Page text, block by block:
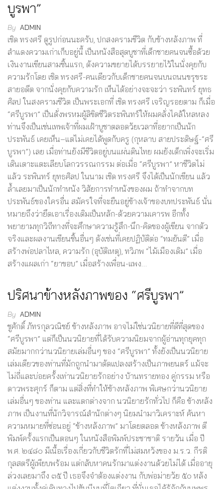
บูรพา”
By ADMIN
เชิด ทรงศรี ดูรูปก่อนนะครับ, ปกสงครามชีวิต กับข้างหลังภาพ ที่
สำแดงความเก่าเก็บอยู่นี้ เป็นหนังสือสุดบูชาที่เด็กชายคนจนซื้อด้วย
เงินงานเขียนสามชิ้นแรก, ดังความขยายได้บรรยายไว้ในนั่งคุยกับ
ความรักโดย เชิด ทรงศรี-คนเดียวกับเด็กชายคนจนบนถนนขรุขระ
สายอดีต จากนั่งคุยกับความรัก เห็นได้อย่างจะจะว่า ระพินทร์ ยุทธ
ศิลป ในสงครามชีวิต เป็นพระเอกที่ เชิด ทรงศรี เจริญรอยตาม ก็เมื่อ
“ศรีบูรพา” เป็นดั่งพรหมผู้ลิขิตชีวิตระพินทร์ให้ผมคลั่งไคล้ใหลหลง
ท่านจึงเป็นเช่นเทพเจ้าที่ผมเฝ้าบูชาตลอดวัยเวลาที่อยากเป็นนัก
ประพันธ์ เคยเห็น–แต่ไม่เคยได้พูดกับครู (กุหลาบ สายประดิษฐ์-“ศรี
บูรพา”) เลย เมื่อท่านยังมีชีวิตอยู่บนแผ่นดินไทย ผมยังเด็กเพิ่งจะเริ่ม
เดินเตาะแตะเลียบโลกวรรณกรรม ต่อเมื่อ “ศรีบูรพา” หาชีวิตไม่
แล้ว ระพินทร์ ยุทธศิลป ในนาม เชิด ทรงศรี จึงได้เป็นนักเขียน แล้ว
ล้ำเลยมาเป็นนักทำหนัง วิสัยการทำหนังของผม ถ้าทำจากบท
ประพันธ์ของใครอื่น สมัครใจที่จะยืนอยู่ข้างเจ้าของบทประพันธ์ นั่น
หมายถึงว่ายึดเอาเรื่องเดิมเป็นหลัก-ด้วยความเคารพ อีกทั้ง
พยายามทุกวิถีทางที่จะศึกษาความรู้สึก-นึก-คิดของผู้เขียน จากตัว
จริงและผลงานเขียนชิ้นอื่นๆ ดังเช่นที่เคยปฏิบัติต่อ “ทมยันตี” เมื่อ
สร้างพ่อปลาไหล, ความรัก (อุบัติเหตุ), ทวิภพ “ไม้เมืองเดิม” เมื่อ
สร้างแผลเก่า “ยาขอบ” เมื่อสร้างเพื่อน-แพง…
ปริศนาข้างหลังภาพของ “ศรีบูรพา”
By ADMIN
ชูศักดิ์ ภัทรกุลวณิชย์ ข้างหลังภาพ อาจไม่ใช่นวนิยายที่ดีที่สุดของ
“ศรีบูรพา” แต่ก็เป็นนวนิยายที่ได้รับความนิยมจากผู้อ่านทุกยุคทุก
สมัยมากกว่านวนิยายเล่มอื่นๆ ของ “ศรีบูรพา” ทั้งยังเป็นนวนิยาย
เล่มเดียวของท่านที่มักถูกนำมาดัดแปลงสร้างเป็นภาพยนตร์ แม้จะ
ไม่ถี่และบ่อยครั้งเท่านวนิยายรักอย่าง บ้านทรายทอง คู่กรรม หรือ
ดาวพระศุกร์ ก็ตาม แต่สิ่งที่ทำให้ข้างหลังภาพ พิเศษกว่านวนิยาย
เล่มอื่นๆ ของท่าน และแตกต่างจาก นวนิยายรักทั่วไป ก็คือ ข้างหลัง
ภาพ เป็นงานที่นักวิจารณ์สำนักต่างๆ นิยมนำมาวิเคราะห์ ค้นหา
ความหมายที่ซ่อนอยู่ “ข้างหลังภาพ” มาโดยตลอด ข้างหลังภาพ ตี
พิมพ์ครั้งแรกเป็นตอนๆ ในหนังสือพิมพ์ประชาชาติ รายวัน เมื่อ ปี
พ.ศ. ๒๔๘๐ มีเนื้อเรื่องเกี่ยวกับชีวิตรักที่ไม่สมหวังของ ม.ร.ว. กีรติ
กุลสตรีผู้เพียบพร้อม แต่กลับหาคนรักมาแต่งงานด้วยไม่ได้ เมื่ออายุ
ล่วงเลยมาถึง ๓๕ ปี เธอจึงจำต้องแต่งงาน กับพ่อม่ายวัย ๕๐ หลัง